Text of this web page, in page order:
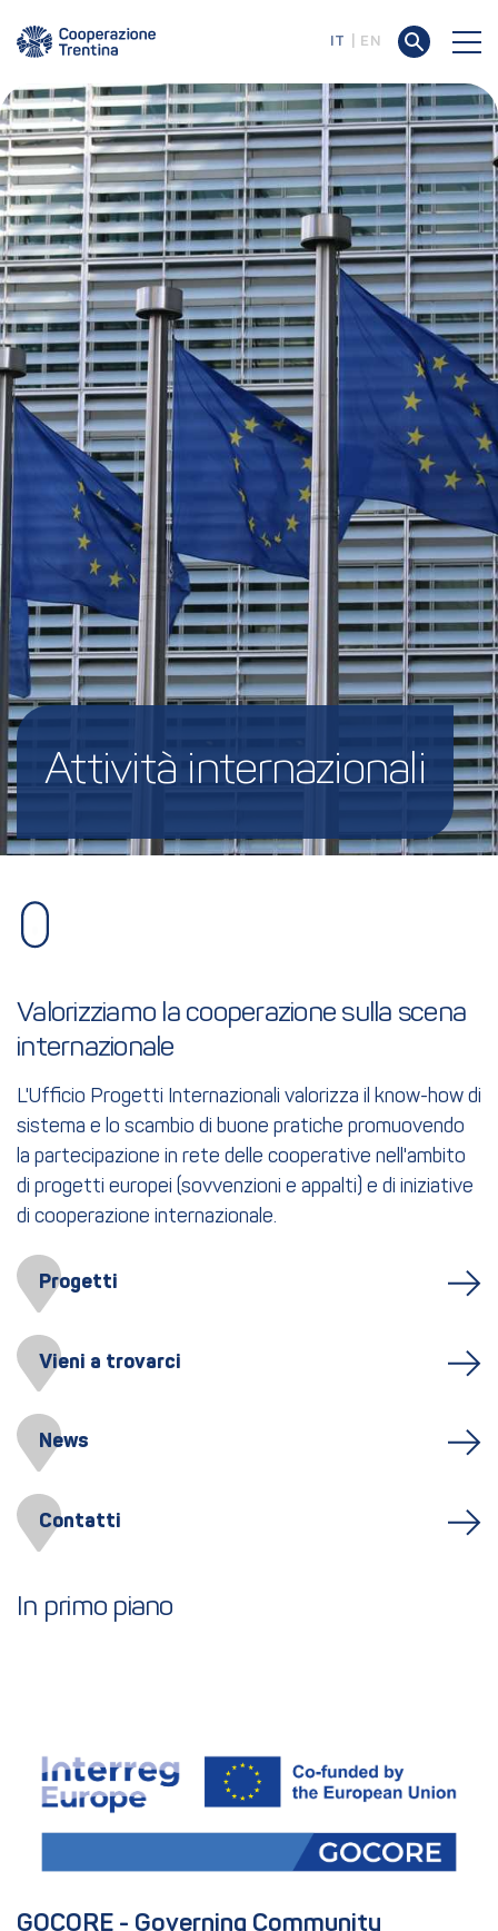
IT EN
Attività internazionali
Valorizziamo la cooperazione sulla scena
internazionale
L'Ufficio Progetti Internazionali valorizza il know-how di
sistema e lo scambio di buone pratiche promuovendo
la partecipazione in rete delle cooperative nell'ambito
di progetti europei (sovvenzioni e appalti) e di iniziative
di cooperazione internazionale.
Progetti
Vieni a trovarci
News
Contatti
In primo piano
GOCORE - Governing Community